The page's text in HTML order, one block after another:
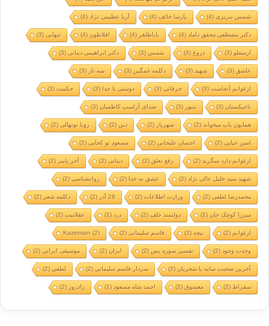
شمس تبریزی(4) پارسا خائف(4) آریا عظیمی نژاد (4)
دکتر مصطفی محقق داماد (4) باباطاهر (4) افلاطون(4) تنهایی(3)
ارسطو (3) دروغ (3) شمس (3) دکتر ابراهیمی دینانی(3)
عاشق (3) شهید (3) دکلمه غمگین (3) سه تار (3)
ارغوانم آنجاست(3) خرقانی(3) دوستی با خدا (3) حکمت(3)
تاجیکستان(3) تنبور (3) صدای آراسپ کاظمیان(3)
همایون پاپ میخواند (2) شهریار (2) دین (2) رویا نونهالی(2)
امین حیایی(2) احسان علیخانی(2) مسعود تو کجایی(2)
ارغوانم دارد میگرید (2) رفع تعلق (2) دینانی(2) آخر پاییز (2)
شهید سید خلیل عالی نژاد (2) عشق به خدا (2) روانشناسی(2)
محمدرضا لطفی(2) وزارت اطلاعات(2) 28 آذر (2) دکلمه شعر (2)
میرزا کوچک خان(2) دولتمند خلف(2) درد (2) عقلانیت(2)
ارغوانم (2) نیچه(2) قاسم سلیمانی(2)
Kazemian (2)
وحدت وجود (2) تفسیر سوره یس (2) ایران(2) موسیقی ایرانی(2)
آخرین صحبت سایه با شجریان(2) سردار قاسم سلیمانی(2) لطفی(2)
سقراط (2) معشوق(2) احمد شاه مسعود (2) زادروز (2)